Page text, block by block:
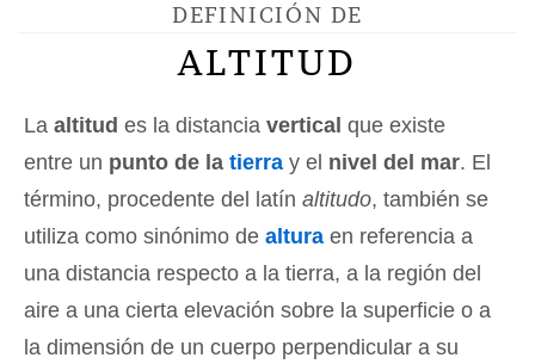
DEFINICIÓN DE
ALTITUD
La altitud es la distancia vertical que existe
entre un punto de la tierra y el nivel del mar. El
término, procedente del latín altitudo, también se
utiliza como sinónimo de altura en referencia a
una distancia respecto a la tierra, a la región del
aire a una cierta elevación sobre la superficie o a
la dimensión de un cuerpo perpendicular a su